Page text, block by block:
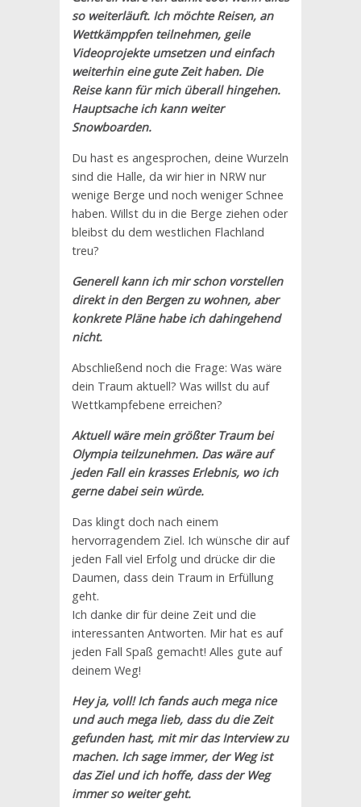
so weiterläuft. Ich möchte Reisen, an
Wettkämppfen teilnehmen, geile
Videoprojekte umsetzen und einfach
weiterhin eine gute Zeit haben. Die
Reise kann für mich überall hingehen.
Hauptsache ich kann weiter
Snowboarden.
Du hast es angesprochen, deine Wurzeln
sind die Halle, da wir hier in NRW nur
wenige Berge und noch weniger Schnee
haben. Willst du in die Berge ziehen oder
bleibst du dem westlichen Flachland
treu?
Generell kann ich mir schon vorstellen
direkt in den Bergen zu wohnen, aber
konkrete Pläne habe ich dahingehend
nicht.
Abschließend noch die Frage: Was wäre
dein Traum aktuell? Was willst du auf
Wettkampfebene erreichen?
Aktuell wäre mein größter Traum bei
Olympia teilzunehmen. Das wäre auf
jeden Fall ein krasses Erlebnis, wo ich
gerne dabei sein würde.
Das klingt doch nach einem
hervorragendem Ziel. Ich wünsche dir auf
jeden Fall viel Erfolg und drücke dir die
Daumen, dass dein Traum in Erfüllung
geht.
Ich danke dir für deine Zeit und die
interessanten Antworten. Mir hat es auf
jeden Fall Spaß gemacht! Alles gute auf
deinem Weg!
Hey ja, voll! Ich fands auch mega nice
und auch mega lieb, dass du die Zeit
gefunden hast, mit mir das Interview zu
machen. Ich sage immer, der Weg ist
das Ziel und ich hoffe, dass der Weg
immer so weiter geht.